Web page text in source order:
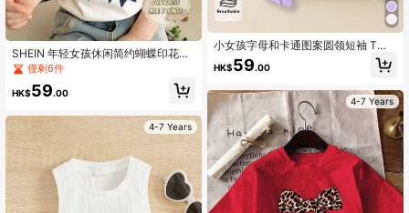
SHEIN 年轻女孩休闲简约蝴蝶印花圆
领短袖 T 恤，适合夏季
僅剩6件
HK$59.00
4-7 Years
小女孩字母和卡通图案圆领短袖 T
恤，非常适合 K-POP 粉丝和日常穿
着，紫色时尚可爱街头风格 T 恤，适
HK$59.00
4-7 Years